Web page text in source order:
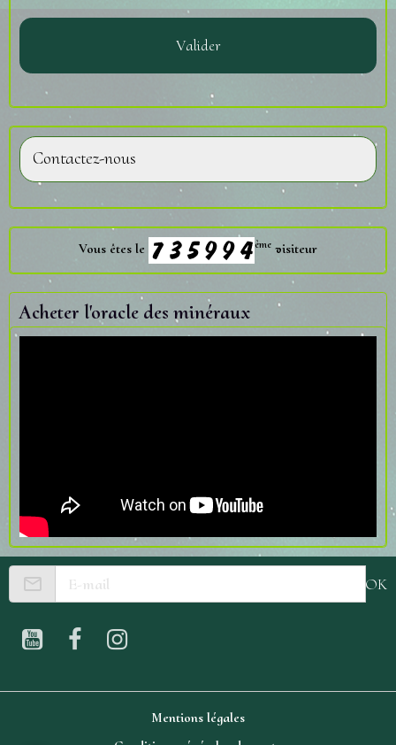
Valider
Contactez-nous
Vous êtes le ème visiteur
Acheter l'oracle des minéraux
OK
Mentions légales